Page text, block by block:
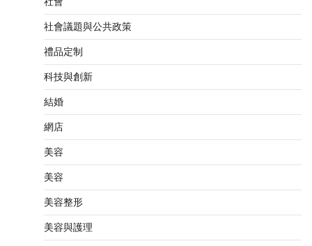
社會議題與公共政策
禮品定制
科技與創新
結婚
網店
美容
美容
美容整形
美容與護理